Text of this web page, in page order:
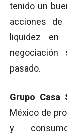
tenido un
acciones de
liquidez
pasado.
Grupo Casa
México de
y